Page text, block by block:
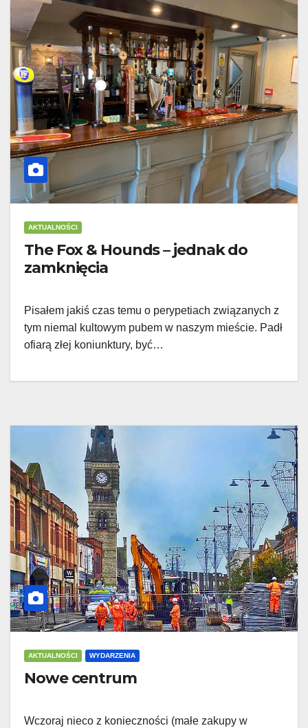
AKTUALNOŚCI
The Fox & Hounds – jednak do
zamknięcia
Pisałem jakiś czas temu o perypetiach związanych z
tym niemal kultowym pubem w naszym mieście. Padł
ofiarą złej koniunktury, być…
AKTUALNOŚCI WYDARZENIA
Nowe centrum
Wczoraj nieco z konieczności (małe zakupy w